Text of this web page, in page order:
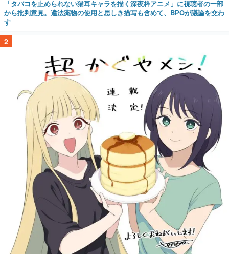
「タバコを止められない猫耳キャラを描く深夜枠アニメ」に視聴者の一部
から批判意見。違法薬物の使用と思しき描写も含めて、BPOが議論を交わ
す
2